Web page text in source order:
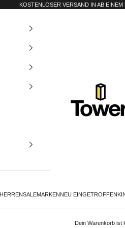
KOSTENLOSER VERSAND IN AB
Tower-London.De
HERRENSALEMARKEN NEU EINGETROFFEN
Dein Warenkorb ist